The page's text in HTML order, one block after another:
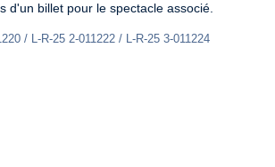
d'un billet pour le spectacle associé.
/ L-R-25 2-011222 / L-R-25 3-011224